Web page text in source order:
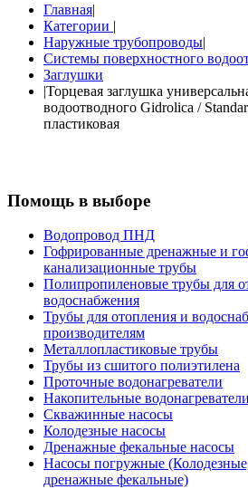
Главная|
Категории |
Наружные трубопроводы|
Системы поверхностного
Заглушки
|Торцевая заглушка
водоотводного Gidrolica /
пластиковая
Помощь в выборе
Водопровод ПНД
Гофрированные дренажные и
канализационные трубы
Полипропиленовые трубы для
водоснабжения
Трубы для отопления и
производителям
Металлопластиковые трубы
Трубы из сшитого полиэтилена
Проточные водонагреватели
Накопительные водонагреватели
Скважинные насосы
Колодезные насосы
Дренажные фекальные насосы
Насосы погружные
дренажные фекальные)